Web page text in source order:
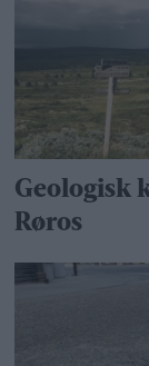
Geologisk
Røros